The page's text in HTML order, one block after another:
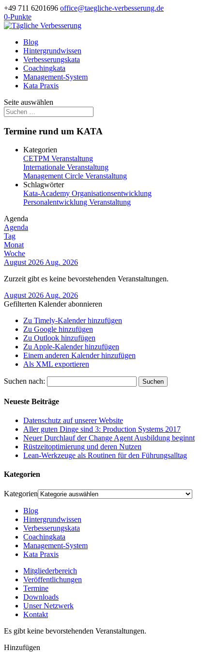
+49 711 6201696 office@taegliche-verbesserung.de
0-Punkte
Blog
Hintergrundwissen
Verbesserungskata
Coachingkata
Management-System
Kata Praxis
Seite auswählen
Termine rund um KATA
Kategorien
CETPM Veranstaltung
Internationale Veranstaltung
Management Circle Veranstaltung
Schlagwörter
Kata-Academy Organisationsentwicklung
Personalentwicklung Veranstaltung
Agenda
Agenda
Tag
Monat
Woche
August 2026Aug. 2026
Zurzeit gibt es keine bevorstehenden Veranstaltungen.
August 2026Aug. 2026
Gefilterten Kalender abonnieren
Zu Timely-Kalender hinzufügen
Zu Google hinzufügen
Zu Outlook hinzufügen
Zu Apple-Kalender hinzufügen
Einem anderen Kalender hinzufügen
Als XML exportieren
Suchen nach:
Neueste Beiträge
Datenschutz auf unserer Website
Aller guten Dinge sind 3: Production Systems 2017
Neuer Durchlauf der Change Agent Ausbildung beginnt
Rüstzeitoptimierung und deren Nutzen
Lean-Werkzeuge als Routinen für den Führungsalltag
Kategorien
Kategorien
Blog
Hintergrundwissen
Verbesserungskata
Coachingkata
Management-System
Kata Praxis
Mitgliederbereich
Veröffentlichungen
Termine
Downloads
Unser Netzwerk
Kontakt
Es gibt keine bevorstehenden Veranstaltungen.
Hinzufügen